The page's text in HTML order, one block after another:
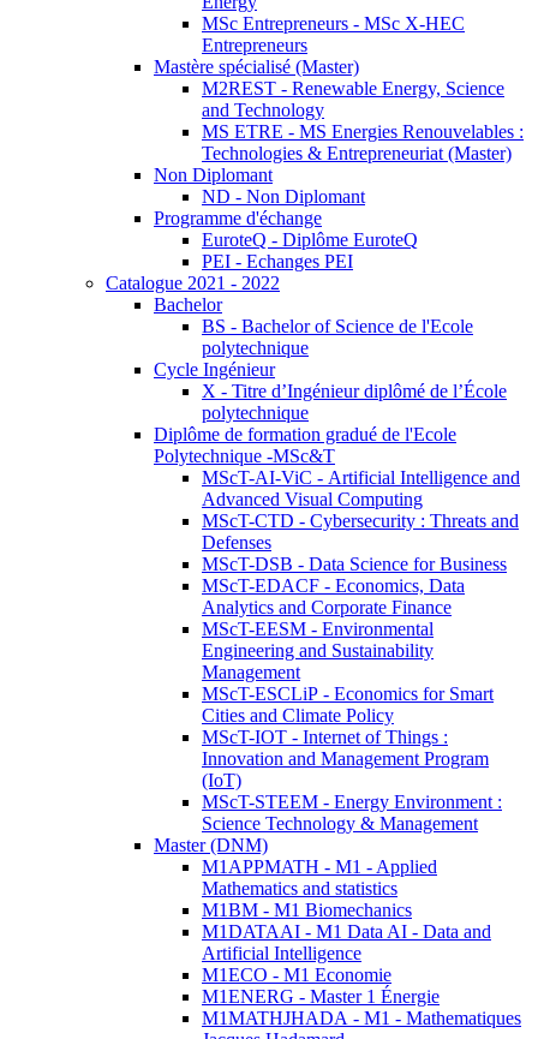
MSc Entrepreneurs - MSc X-HEC
Entrepreneurs
Mastère spécialisé (Master)
M2REST - Renewable Energy, Science
and Technology
MS ETRE - MS Energies Renouvelables :
Technologies & Entrepreneuriat (Master)
Non Diplomant
ND - Non Diplomant
Programme d'échange
EuroteQ - Diplôme EuroteQ
PEI - Echanges PEI
Catalogue 2021 - 2022
Bachelor
BS - Bachelor of Science de l'Ecole
polytechnique
Cycle Ingénieur
X - Titre d’Ingénieur diplômé de l’École
polytechnique
Diplôme de formation gradué de l'Ecole
Polytechnique -MSc&T
MScT-AI-ViC - Artificial Intelligence and
Advanced Visual Computing
MScT-CTD - Cybersecurity : Threats and
Defenses
MScT-DSB - Data Science for Business
MScT-EDACF - Economics, Data
Analytics and Corporate Finance
MScT-EESM - Environmental
Engineering and Sustainability
Management
MScT-ESCLiP - Economics for Smart
Cities and Climate Policy
MScT-IOT - Internet of Things :
Innovation and Management Program
(IoT)
MScT-STEEM - Energy Environment :
Science Technology & Management
Master (DNM)
M1APPMATH - M1 - Applied
Mathematics and statistics
M1BM - M1 Biomechanics
M1DATAAI - M1 Data AI - Data and
Artificial Intelligence
M1ECO - M1 Economie
M1ENERG - Master 1 Énergie
M1MATHJHADA - M1 - Mathematiques